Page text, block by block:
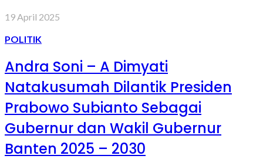
19 April 2025
POLITIK
Andra Soni – A Dimyati
Natakusumah Dilantik Presiden
Prabowo Subianto Sebagai
Gubernur dan Wakil Gubernur
Banten 2025 – 2030